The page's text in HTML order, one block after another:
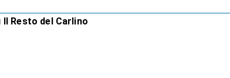
Resto del Carlino